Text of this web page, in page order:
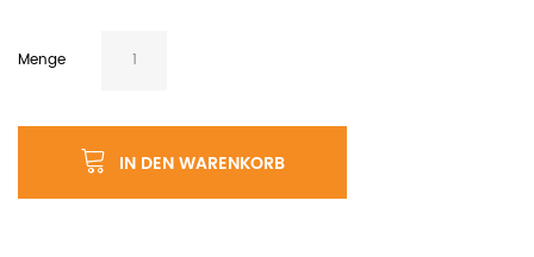
Menge
IN DEN WARENKORB